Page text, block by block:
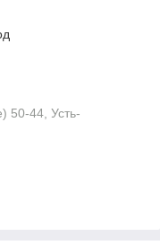
50-44, Усть-